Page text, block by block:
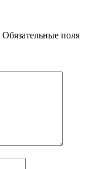
Обязательные поля